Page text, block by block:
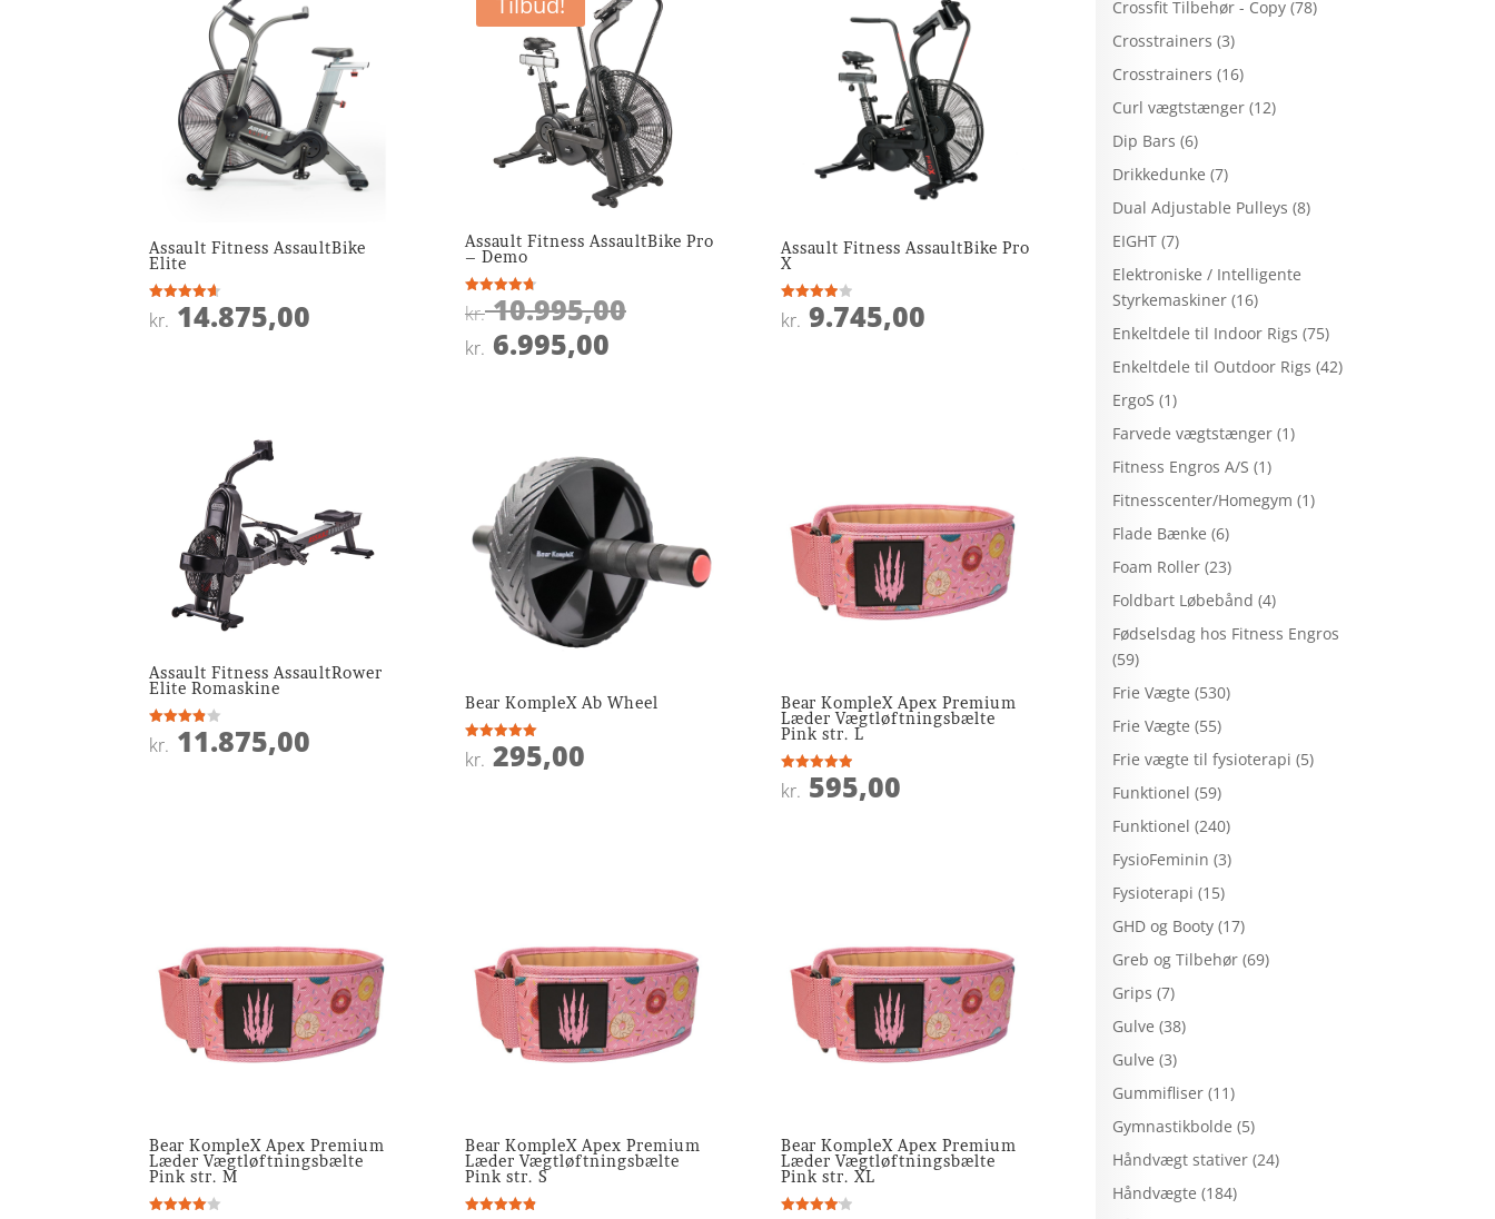
Assault Fitness AssaultBike
Elite
Vurderet
4.6
kr. 14.875,00
Assault Fitness AssaultBike Pro
– Demo
Vurderet
4.7
kr.10.995,00Den
oprindelige
kr. 6.995,00Den
kr. 6.995,00.
Assault Fitness AssaultBike Pro
X
Vurderet
4
kr. 9.745,00
Assault Fitness AssaultRower
Elite Romaskine
Vurderet
3.8
kr. 11.875,00
Bear KompleX Ab Wheel
Vurderet
5
kr. 295,00
Bear KompleX Apex Premium
Læder Vægtløftningsbælte
Pink str. L
Vurderet
5
kr. 595,00
Bear KompleX Apex Premium
Læder Vægtløftningsbælte
Pink str. M
Bear KompleX Apex Premium
Læder Vægtløftningsbælte
Pink str. S
Bear KompleX Apex Premium
Læder Vægtløftningsbælte
Pink str. XL
Crossfit Tilbehør - Copy (78)
Crosstrainers (3)
Crosstrainers (16)
Curl vægtstænger (12)
Dip Bars (6)
Drikkedunke (7)
Dual Adjustable Pulleys (8)
EIGHT (7)
Elektroniske / Intelligente
Styrkemaskiner (16)
Enkeltdele til Indoor Rigs (75)
Enkeltdele til Outdoor Rigs (42)
ErgoS (1)
Farvede vægtstænger (1)
Fitness Engros A/S (1)
Fitnesscenter/Homegym (1)
Flade Bænke (6)
Foam Roller (23)
Foldbart Løbebånd (4)
Fødselsdag hos Fitness Engros
(59)
Frie Vægte (530)
Frie Vægte (55)
Frie vægte til fysioterapi (5)
Funktionel (59)
Funktionel (240)
FysioFeminin (3)
Fysioterapi (15)
GHD og Booty (17)
Greb og Tilbehør (69)
Grips (7)
Gulve (38)
Gulve (3)
Gummifliser (11)
Gymnastikbolde (5)
Håndvægt stativer (24)
Håndvægte (184)